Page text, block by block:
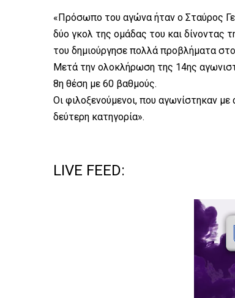
«Πρόσωπο του αγώνα ήταν ο Σταύρος
δύο γκολ της ομάδας του και δίνοντας
του δημιούργησε πολλά προβλήματα
Μετά την ολοκλήρωση της 14ης
8η θέση με 60 βαθμούς.
Οι φιλοξενούμενοι, που αγωνίστηκαν
δεύτερη κατηγορία».
LIVE FEED: